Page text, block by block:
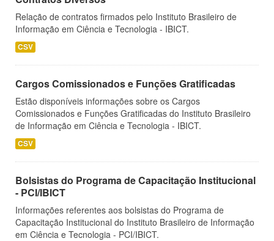
Relação de contratos firmados pelo Instituto Brasileiro de
Informação em Ciência e Tecnologia - IBICT.
CSV
Cargos Comissionados e Funções Gratificadas
Estão disponíveis informações sobre os Cargos
Comissionados e Funções Gratificadas do Instituto Brasileiro
de Informação em Ciência e Tecnologia - IBICT.
CSV
Bolsistas do Programa de Capacitação Institucional
- PCI/IBICT
Informações referentes aos bolsistas do Programa de
Capacitação Institucional do Instituto Brasileiro de Informação
em Ciência e Tecnologia - PCI/IBICT.